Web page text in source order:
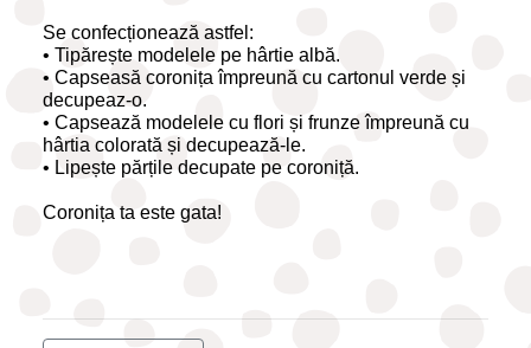
Se confecționează astfel:
• Tipărește modelele pe hârtie albă.
• Capseasă coronița împreună cu cartonul verde și
decupeaz-o.
• Capsează modelele cu flori și frunze împreună cu
hârtia colorată și decupează-le.
• Lipește părțile decupate pe coroniță.
Coronița ta este gata!